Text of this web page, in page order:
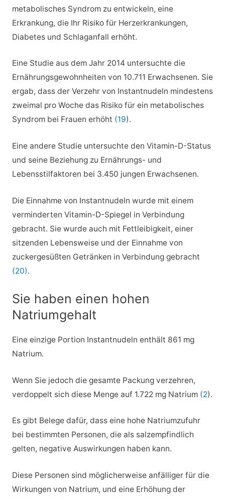
metabolisches Syndrom zu entwickeln, eine
Erkrankung, die Ihr Risiko für Herzerkrankungen,
Diabetes und Schlaganfall erhöht.
Eine Studie aus dem Jahr 2014 untersuchte die
Ernährungsgewohnheiten von 10.711 Erwachsenen. Sie
ergab, dass der Verzehr von Instantnudeln mindestens
zweimal pro Woche das Risiko für ein metabolisches
Syndrom bei Frauen erhöht (19).
Eine andere Studie untersuchte den Vitamin-D-Status
und seine Beziehung zu Ernährungs- und
Lebensstilfaktoren bei 3.450 jungen Erwachsenen.
Die Einnahme von Instantnudeln wurde mit einem
verminderten Vitamin-D-Spiegel in Verbindung
gebracht. Sie wurde auch mit Fettleibigkeit, einer
sitzenden Lebensweise und der Einnahme von
zuckergesüßten Getränken in Verbindung gebracht
(20).
Sie haben einen hohen
Natriumgehalt
Eine einzige Portion Instantnudeln enthält 861 mg
Natrium.
Wenn Sie jedoch die gesamte Packung verzehren,
verdoppelt sich diese Menge auf 1.722 mg Natrium(2).
Es gibt Belege dafür, dass eine hohe Natriumzufuhr
bei bestimmten Personen, die als salzempfindlich
gelten, negative Auswirkungen haben kann.
Diese Personen sind möglicherweise anfälliger für die
Wirkungen von Natrium, und eine Erhöhung der